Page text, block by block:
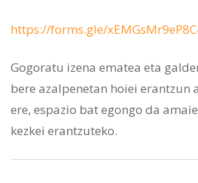
https://forms.gle/
Gogoratu izena ematea eta
bere azalpenetan hoiei erantzun
ere, espazio bat egongo da
kezkei erantzuteko.